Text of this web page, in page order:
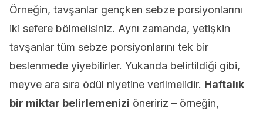
Örneğin, tavşanlar gençken sebze porsiyonlarını
iki sefere bölmelisiniz. Aynı zamanda, yetişkin
tavşanlar tüm sebze porsiyonlarını tek bir
beslenmede yiyebilirler. Yukarıda belirtildiği gibi,
meyve ara sıra ödül niyetine verilmelidir. Haftalık
bir miktar belirlemenizi öneririz – örneğin,